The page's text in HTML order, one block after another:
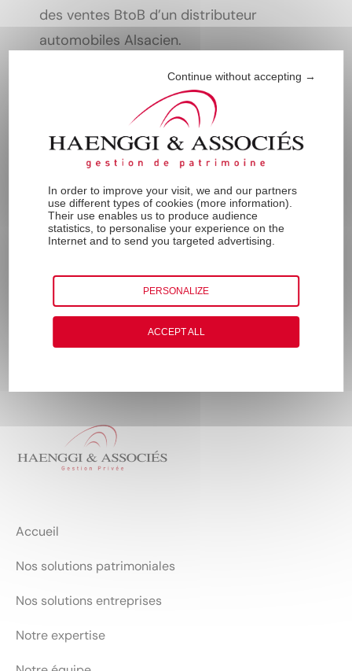
des ventes BtoB d’un distributeur
automobiles Alsacien.
Sa rencontre avec Clément HAENGGI et
l’envie de participer au développement
de ce leader de la gestion privée sur le
Grand-Est concrétisera sa volonté de
formation initiale.
Golfeur et joueur de Padel averti, il est
très attaché aux valeurs de partage et de
cohésion dans son travail comme dans la
vie.
Accueil
Nos solutions patrimoniales
Nos solutions entreprises
Notre expertise
Continue without accepting →
In order to improve your visit, we and our partners
use different types of cookies (more information).
Their use enables us to produce audience
statistics, to personalise your experience on the
Internet and to send you targeted advertising.
PERSONALIZE
ACCEPT ALL